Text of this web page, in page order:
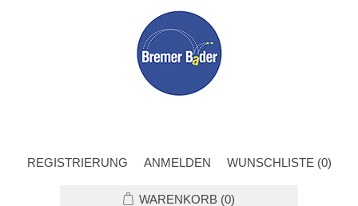
REGISTRIERUNG ANMELDEN WUNSCHLISTE (0)
WARENKORB (0)